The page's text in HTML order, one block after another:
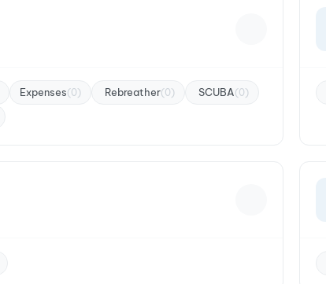
Expenses(0) Rebreather(0) SCUBA(0)